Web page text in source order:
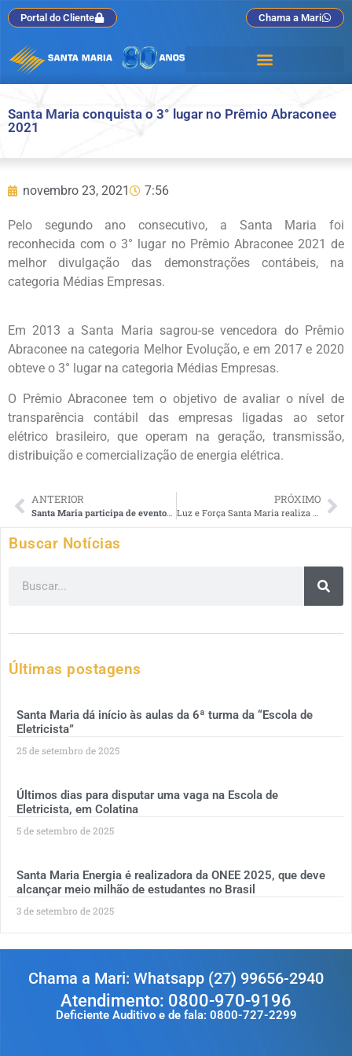
Portal do Cliente Chama a Mari
Santa Maria conquista o 3° lugar no Prêmio Abraconee
2021
novembro 23, 2021 7:56
Pelo segundo ano consecutivo, a Santa Maria foi
reconhecida com o 3° lugar no Prêmio Abraconee 2021 de
melhor divulgação das demonstrações contábeis, na
categoria Médias Empresas.
Em 2013 a Santa Maria sagrou-se vencedora do Prêmio
Abraconee na categoria Melhor Evolução, e em 2017 e 2020
obteve o 3° lugar na categoria Médias Empresas.
O Prêmio Abraconee tem o objetivo de avaliar o nível de
transparência contábil das empresas ligadas ao setor
elétrico brasileiro, que operam na geração, transmissão,
distribuição e comercialização de energia elétrica.
ANTERIOR
Santa Maria participa de eventos ligados ao meio ambiente em Colatina
PRÓXIMO
Luz e Força Santa Maria realiza campanha “Natal Solidário”
Buscar Notícias
Últimas postagens
Santa Maria dá início às aulas da 6ª turma da “Escola de
Eletricista”
25 de setembro de 2025
Últimos dias para disputar uma vaga na Escola de
Eletricista, em Colatina
5 de setembro de 2025
Santa Maria Energia é realizadora da ONEE 2025, que deve
alcançar meio milhão de estudantes no Brasil
3 de setembro de 2025
Chama a Mari: Whatsapp (27) 99656-2940
Atendimento: 0800-970-9196
Deficiente Auditivo e de fala: 0800-727-2299